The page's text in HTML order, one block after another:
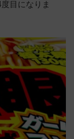
目になりま